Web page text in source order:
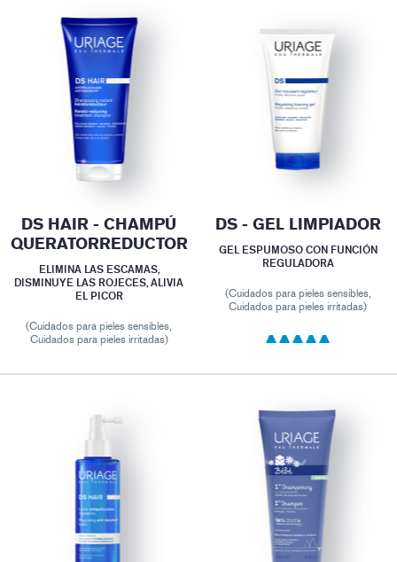
DS HAIR - CHAMPÚ
QUERATORREDUCTOR
ELIMINA LAS ESCAMAS,
DISMINUYE LAS ROJECES, ALIVIA
EL PICOR
(Cuidados para pieles sensibles,
Cuidados para pieles irritadas)
DS - GEL LIMPIADOR
GEL ESPUMOSO CON FUNCIÓN
REGULADORA
(Cuidados para pieles sensibles,
Cuidados para pieles irritadas)